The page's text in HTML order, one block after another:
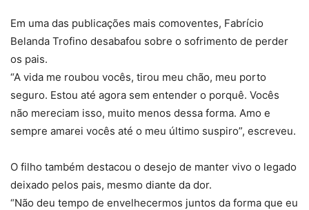
Em uma das publicações mais comoventes, Fabrício
Belanda Trofino desabafou sobre o sofrimento de perder
os pais.
“A vida me roubou vocês, tirou meu chão, meu porto
seguro. Estou até agora sem entender o porquê. Vocês
não mereciam isso, muito menos dessa forma. Amo e
sempre amarei vocês até o meu último suspiro”, escreveu.
O filho também destacou o desejo de manter vivo o legado
deixado pelos pais, mesmo diante da dor.
“Não deu tempo de envelhecermos juntos da forma que eu